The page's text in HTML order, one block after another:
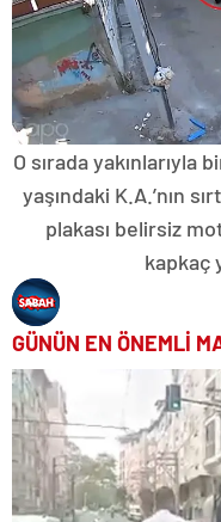
O sırada
yaşındaki K.A.’nın
plakası belirsiz
kapkaç
GÜNÜN EN ÖNEMLİ